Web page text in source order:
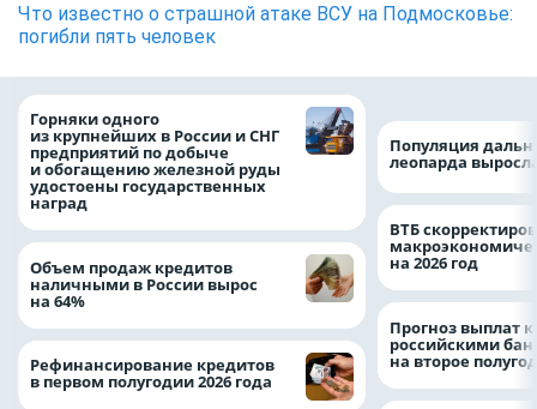
Что известно о страшной атаке ВСУ на Подмосковье:
погибли пять человек
Горняки одного
из крупнейших в России и СНГ
предприятий по добыче
и обогащению железной руды
удостоены государственных
наград
Объем продаж кредитов
наличными в России вырос
на 64%
Рефинансирование кредитов
в первом полугодии 2026 года
Популяция
леопарда
ВТБ
на 2026 год
Прогноз выплат
российскими
на второе